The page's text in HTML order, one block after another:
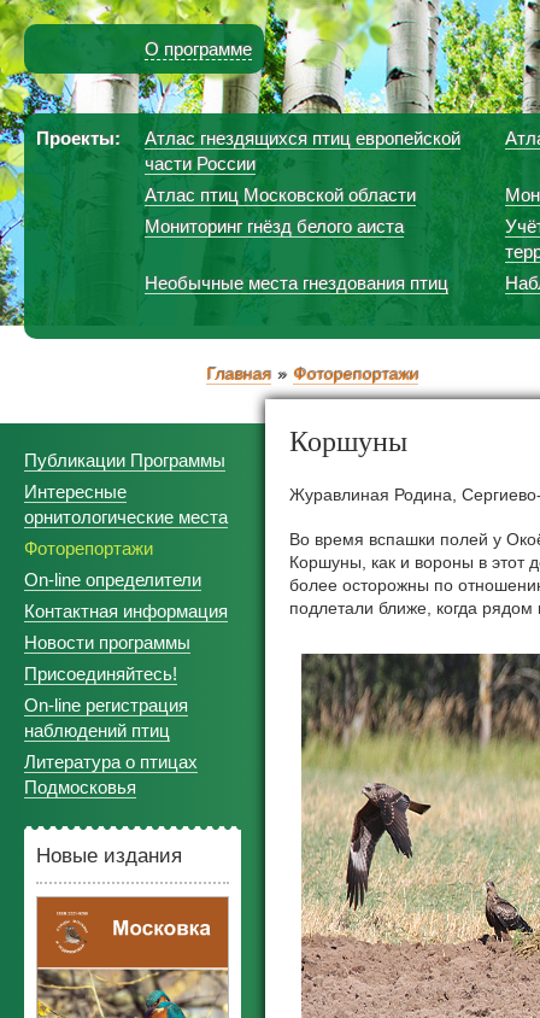
О программе
Проекты:
Атлас гнездящихся птиц европейской
части России
Атлас птиц Московской области
Мониторинг гнёзд белого аиста
Необычные места гнездования птиц
Главная Фоторепортажи
Публикации Программы
Интересные
орнитологические места
Фоторепортажи
On-line определители
Контактная информация
Новости программы
Присоединяйтесь!
On-line регистрация
наблюдений птиц
Литература о птицах
Подмосковья
Новые издания
Коршуны
Журавлиная Родина,
Во время вспашки полей у
Коршуны, как и вороны в этот
более осторожны по
подлетали ближе, когда рядом